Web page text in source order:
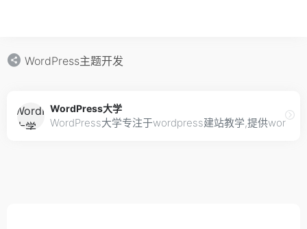
WordPress主题开发
WordPress大学
WordPress大学专注于wordpress建站教学,提供